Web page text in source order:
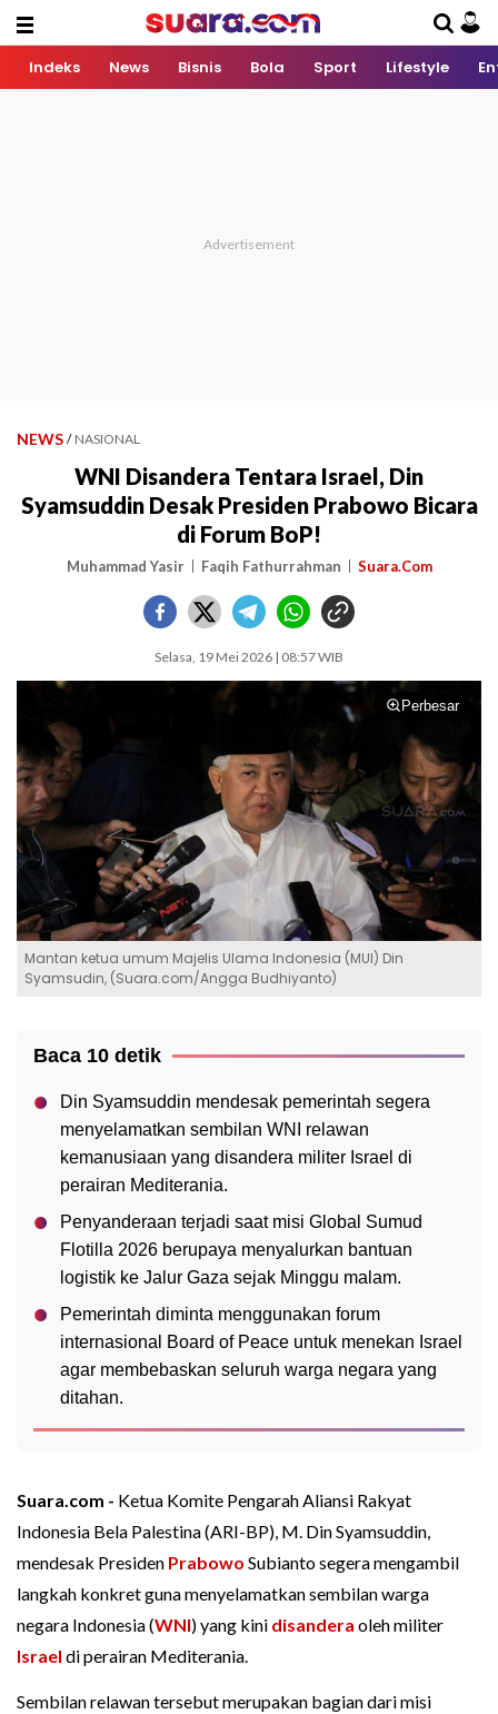
Indeks News Bisnis Bola Sport Lifestyle
NEWS / NASIONAL
WNI Disandera Tentara Israel, Din
Syamsuddin Desak Presiden Prabowo Bicara
di Forum BoP!
Muhammad Yasir Faqih Fathurrahman Suara.Com
Selasa, 19 Mei 2026 | 08:57 WIB
Perbesar
Mantan ketua umum Majelis Ulama Indonesia (MUI) Din
Syamsudin, (Suara.com/Angga Budhiyanto)
Baca 10 detik
Din Syamsuddin mendesak pemerintah segera
menyelamatkan sembilan WNI relawan
kemanusiaan yang disandera militer Israel di
perairan Mediterania.
Penyanderaan terjadi saat misi Global Sumud
Flotilla 2026 berupaya menyalurkan bantuan
logistik ke Jalur Gaza sejak Minggu malam.
Pemerintah diminta menggunakan forum
internasional Board of Peace untuk menekan Israel
agar membebaskan seluruh warga negara yang
ditahan.
Suara.com - Ketua Komite Pengarah Aliansi Rakyat
Indonesia Bela Palestina (ARI-BP), M. Din Syamsuddin,
mendesak Presiden Prabowo Subianto segera mengambil
langkah konkret guna menyelamatkan sembilan warga
negara Indonesia (WNI) yang kini disandera oleh militer
Israel di perairan Mediterania.
Sembilan relawan tersebut merupakan bagian dari misi